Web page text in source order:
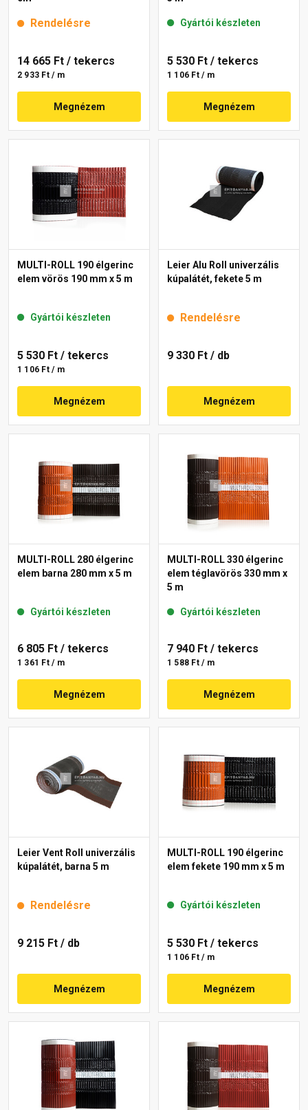
Rendelésre
14 665 Ft / tekercs
2 933 Ft / m
Megnézem
Gyártói készleten
5 530 Ft / tekercs
1 106 Ft / m
Megnézem
MULTI-ROLL 190 élgerinc
elem vörös 190 mm x 5 m
Gyártói készleten
5 530 Ft / tekercs
1 106 Ft / m
Megnézem
Leier Alu Roll univerzális
kúpalátét, fekete 5 m
Rendelésre
9 330 Ft / db
Megnézem
MULTI-ROLL 280 élgerinc
elem barna 280 mm x 5 m
Gyártói készleten
6 805 Ft / tekercs
1 361 Ft / m
Megnézem
MULTI-ROLL 330 élgerinc
elem téglavörös 330 mm x
5 m
Gyártói készleten
7 940 Ft / tekercs
1 588 Ft / m
Megnézem
Leier Vent Roll univerzális
kúpalátét, barna 5 m
Rendelésre
9 215 Ft / db
Megnézem
MULTI-ROLL 190 élgerinc
elem fekete 190 mm x 5 m
Gyártói készleten
5 530 Ft / tekercs
1 106 Ft / m
Megnézem